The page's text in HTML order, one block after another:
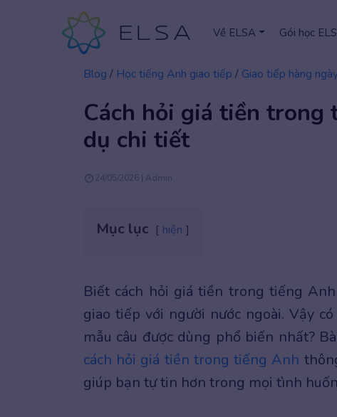
Về ELSA Gói học
Blog / Học tiếng Anh giao tiếp / Giao tiếp hàng
Cách hỏi giá tiền
dụ chi tiết
24/05/2026 | Admin
Mục lục hiện
Biết cách hỏi giá tiền trong tiếng
giao tiếp với người nước ngoài. Vậy
mẫu câu được dùng phổ biến nhất?
cách hỏi giá tiền trong tiếng Anh
giúp bạn tự tin hơn trong mọi tình